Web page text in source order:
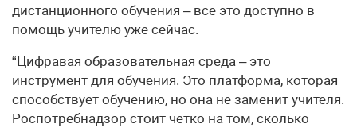
дистанционного обучения – все это доступно в
помощь учителю уже сейчас.
“Цифравая образовательная среда – это
инструмент для обучения. Это платформа, которая
способствует обучению, но она не заменит учителя.
Роспотребнадзор стоит четко на том, сколько